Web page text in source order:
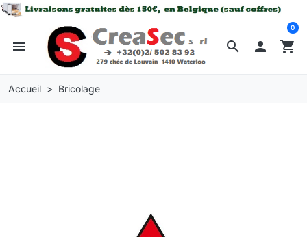
search
menu  shopping_cart
0
Accueil Bricolage